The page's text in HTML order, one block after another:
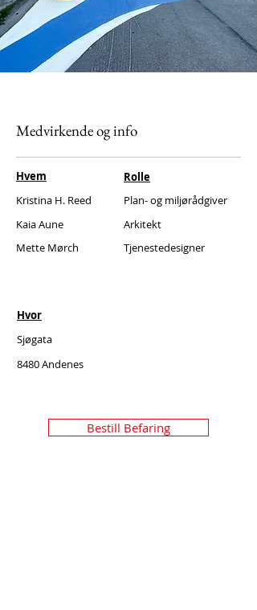
Medvirkende og info
Hvem
Kristina H. Reed
Kaia Aune
Mette Mørch
Rolle
Plan- og miljørådgiver
Arkitekt
Tjenestedesigner
Hvor
Sjøgata
8480 Andenes
Bestill Befaring